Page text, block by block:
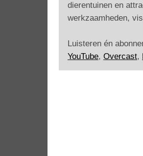
dierentuinen en
werkzaamheden,
Luisteren én
YouTube, Overcast,